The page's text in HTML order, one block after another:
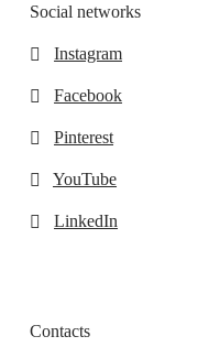
Social networks
Instagram
Facebook
Pinterest
YouTube
LinkedIn
Contacts